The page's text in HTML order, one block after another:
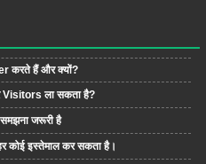
करते हैं और क्यों?
ला सकता है?
जरूरी है
कोई इस्तेमाल कर सकता है।